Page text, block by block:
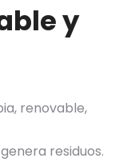
y
renovable,
residuos.